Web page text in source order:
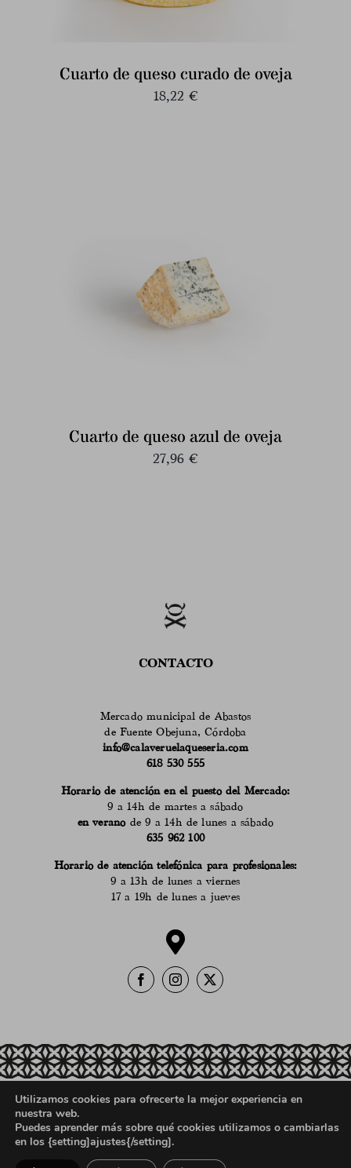
Cuarto de queso curado de oveja
18,22 €
Cuarto de queso azul de oveja
27,96 €
CONTACTO
Mercado municipal de Abastos
de Fuente Obejuna, Córdoba
info@calaveruelaqueseria.com
618 530 555
Horario de atención en el puesto del Mercado:
9 a 14h de martes a sábado
en veranode 9 a 14h de lunes a sábado
635 962 100
Horario de atención telefónica para profesionales:
9 a 13h de lunes a viernes
17 a 19h de lunes a jueves
Política de ventas, devoluciones y reembolsos
Aviso Legal
Política de Privacidad
Registro Sanitario
Utilizamos cookies para ofrecerte la mejor experiencia en
nuestra web.
Puedes aprender más sobre qué cookies utilizamos o cambiarlas
en los {setting]ajustes{/setting].